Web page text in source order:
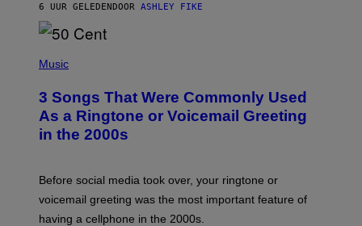
R
E
E
A
.
6 UUR GELEDENDOOR ASHLEY FIKE
H
O
B
Y
G
O
R
Y
B
Music
3 Songs That Were Commonly Used
As a Ringtone or Voicemail Greeting
in the 2000s
Before social media took over, your ringtone or
voicemail greeting was the most important feature of
having a cellphone in the 2000s.